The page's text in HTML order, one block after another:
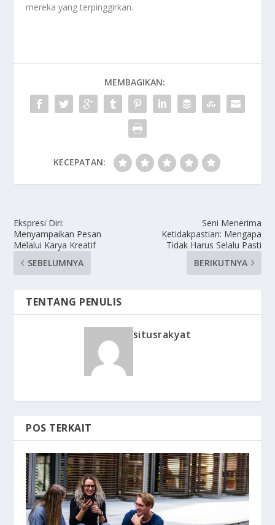
mereka yang terpinggirkan.
MEMBAGIKAN:
KECEPATAN:
Ekspresi Diri:
Menyampaikan Pesan
Melalui Karya Kreatif
SEBELUMNYA
Seni Menerima
Ketidakpastian: Mengapa
Tidak Harus Selalu Pasti
BERIKUTNYA
TENTANG PENULIS
situsrakyat
POS TERKAIT